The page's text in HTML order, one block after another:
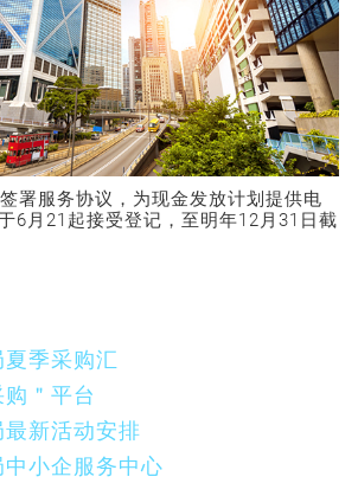
署服务协议，为现金发放计划提供电
6月21起接受登记，至明年12月31日截
季采购汇
购＂平台
新活动安排
小企服务中心